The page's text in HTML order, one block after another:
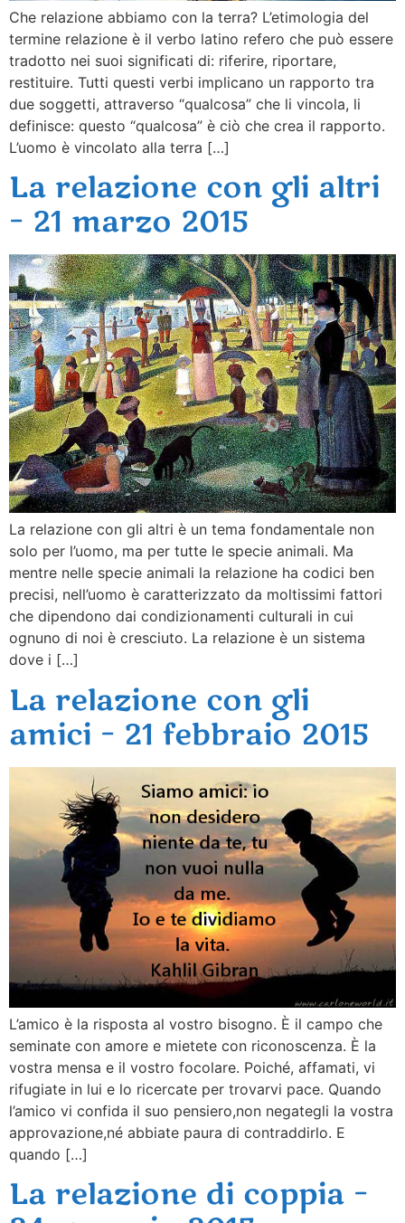
Che relazione abbiamo con la terra? L’etimologia del
termine relazione è il verbo latino refero che può essere
tradotto nei suoi significati di: riferire, riportare,
restituire. Tutti questi verbi implicano un rapporto tra
due soggetti, attraverso “qualcosa” che li vincola, li
definisce: questo “qualcosa” è ciò che crea il rapporto.
L’uomo è vincolato alla terra […]
La relazione con gli altri
– 21 marzo 2015
La relazione con gli altri è un tema fondamentale non
solo per l’uomo, ma per tutte le specie animali. Ma
mentre nelle specie animali la relazione ha codici ben
precisi, nell’uomo è caratterizzato da moltissimi fattori
che dipendono dai condizionamenti culturali in cui
ognuno di noi è cresciuto. La relazione è un sistema
dove i […]
La relazione con gli
amici – 21 febbraio 2015
L’amico è la risposta al vostro bisogno. È il campo che
seminate con amore e mietete con riconoscenza. È la
vostra mensa e il vostro focolare. Poiché, affamati, vi
rifugiate in lui e lo ricercate per trovarvi pace. Quando
l’amico vi confida il suo pensiero,non negategli la vostra
approvazione,né abbiate paura di contraddirlo. E
quando […]
La relazione di coppia –